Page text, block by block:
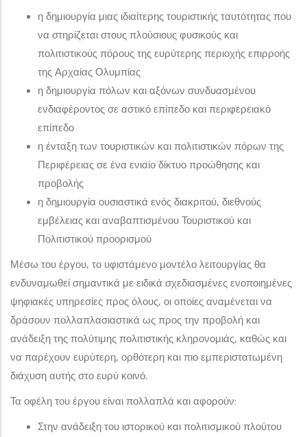
η δημιουργία μιας ιδιαίτερης τουριστικής ταυτότητας που
να στηρίζεται στους πλούσιους φυσικούς και
πολιτιστικούς πόρους της ευρύτερης περιοχής επιρροής
της Αρχαίας Ολυμπίας
η δημιουργία πόλων και αξόνων συνδυασμένου
ενδιαφέροντος σε αστικό επίπεδο και περιφερειακό
επίπεδο
η ένταξη των τουριστικών και πολιτιστικών πόρων της
Περιφέρειας σε ένα ενιαίο δίκτυο προώθησης και
προβολής
η δημιουργία ουσιαστικά ενός διακριτού, διεθνούς
εμβέλειας και αναβαπτισμένου Τουριστικού και
Πολιτιστικού προορισμού
Μέσω του έργου, το υφιστάμενο μοντέλο λειτουργίας θα
ενδυναμωθεί σημαντικά με ειδικά σχεδιασμένες ενοποιημένες
ψηφιακές υπηρεσίες προς όλους, οι οποίες αναμένεται να
δράσουν πολλαπλασιαστικά ως προς την προβολή και
ανάδειξη της πολύτιμης πολιτιστικής κληρονομιάς, καθώς και
να παρέχουν ευρύτερη, ορθότερη και πιο εμπεριστατωμένη
διάχυση αυτής στο ευρύ κοινό.
Τα οφέλη του έργου είναι πολλαπλά και αφορούν:
Στην ανάδειξη του ιστορικού και πολιτισμικού πλούτου